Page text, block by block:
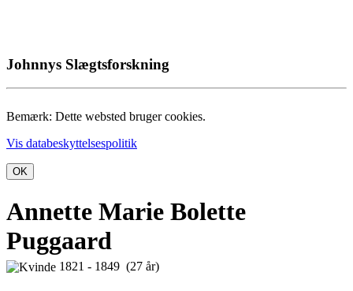
Johnnys Slægtsforskning
Bemærk: Dette websted bruger cookies.
Vis databeskyttelsespolitik
OK
Annette Marie Bolette
Puggaard
1821 - 1849 (27 år)